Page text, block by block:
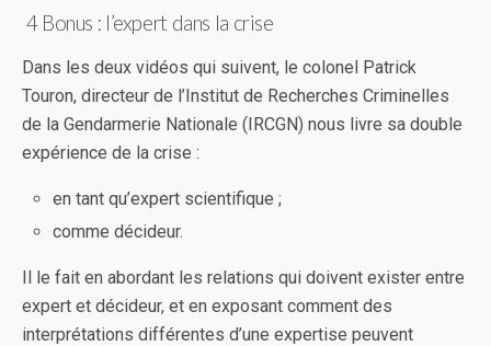
4 Bonus : l’expert dans la crise
Dans les deux vidéos qui suivent, le colonel Patrick
Touron, directeur de l’Institut de Recherches Criminelles
de la Gendarmerie Nationale (IRCGN) nous livre sa double
expérience de la crise :
en tant qu’expert scientifique ;
comme décideur.
Il le fait en abordant les relations qui doivent exister entre
expert et décideur, et en exposant comment des
interprétations différentes d’une expertise peuvent